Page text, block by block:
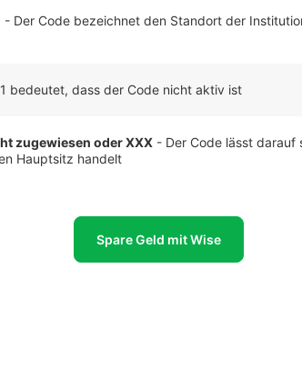
- Der Code bezeichnet den Standort der
bedeutet, dass der Code nicht aktiv ist
zugewiesen oder XXX - Der Code lässt darauf
Hauptsitz handelt
Spare Geld mit Wise